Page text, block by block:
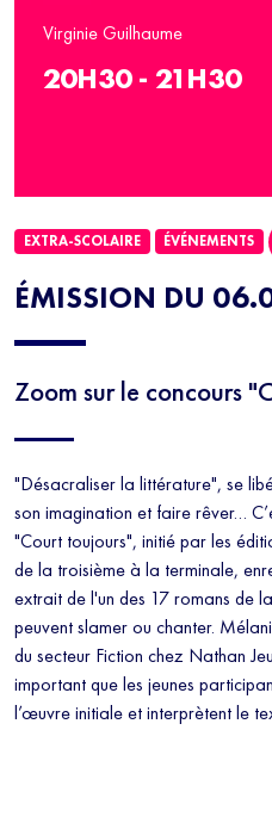
ÉMISSION DU
Zoom sur le concours
"Désacraliser la littérature", se
son imagination et faire rêver…
"Court toujours", initié par les
de la troisième à la terminale,
extrait de l'un des 17 romans de
peuvent slamer ou chanter.
du secteur Fiction chez Nathan
important que les jeunes
l’œuvre initiale et interprètent le
EXTRA-SCOLAIRE ÉVÉNEMENTS
Virginie Guilhaume
20H30 - 21H30